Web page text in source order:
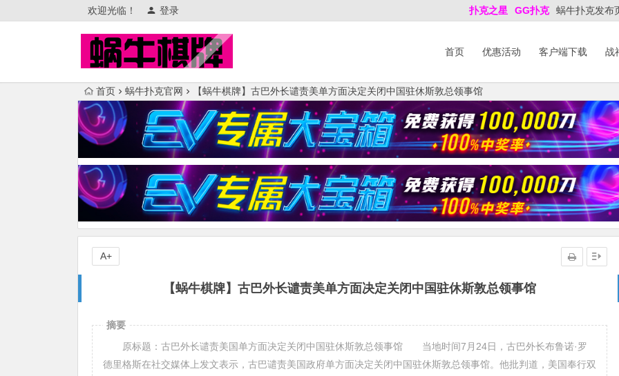
欢迎光临！ 登录 扑克之星 GG扑克 蜗牛扑克发布
首页 优惠活动 客户端下载 战
首页 蜗牛扑克官网 【蜗牛棋牌】古巴外长谴责美单方面决定关闭中国驻休斯敦总领事馆
【蜗牛棋牌】古巴外长谴责美单方面决定关闭中国驻休斯敦总领事馆
A+
摘要
原标题：古巴外长谴责美国单方面决定关闭中国驻休斯敦总领事馆 当地时间7月24日，古巴外长布鲁诺·罗
德里格斯在社交媒体上发文表示，古巴谴责美国政府单方面决定关闭中国驻休斯敦总领事馆。他批判道，美国奉行双